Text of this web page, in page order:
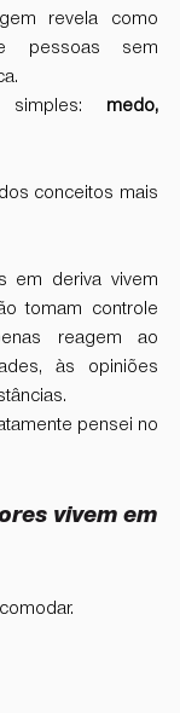
revela como
pessoas sem
medo,
conceitos mais
em deriva vivem
tomam controle
reagem ao
às opiniões
pensei no
vivem em